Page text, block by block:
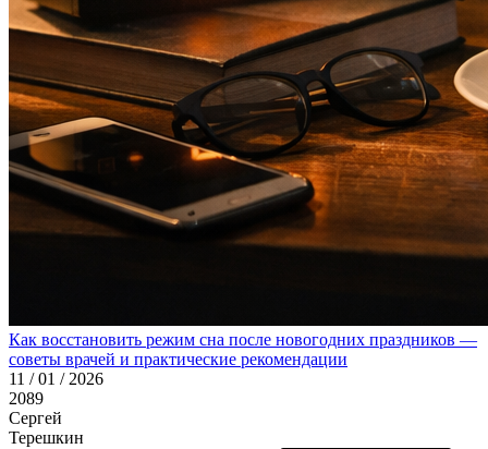
Как восстановить режим сна после новогодних праздников —
советы врачей и практические рекомендации
11 / 01 / 2026
2089
Сергей
Терешкин